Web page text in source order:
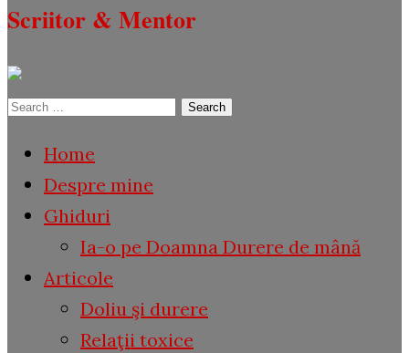
Scriitor & Mentor
Search
Home
Despre mine
Ghiduri
Ia-o pe Doamna Durere de mână
Articole
Doliu şi durere
Relaţii toxice